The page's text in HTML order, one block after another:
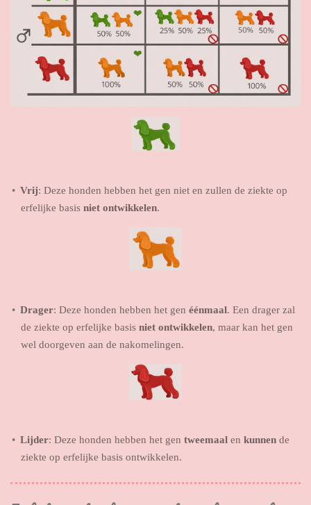
Vrij: Deze honden hebben het gen niet en zullen de ziekte op
erfelijke basis niet ontwikkelen.
Drager: Deze honden hebben het gen éénmaal. Een drager zal
de ziekte op erfelijke basis niet ontwikkelen, maar kan het gen
wel doorgeven aan de nakomelingen.
Lijder: Deze honden hebben het gen tweemaal en kunnen de
ziekte op erfelijke basis ontwikkelen.